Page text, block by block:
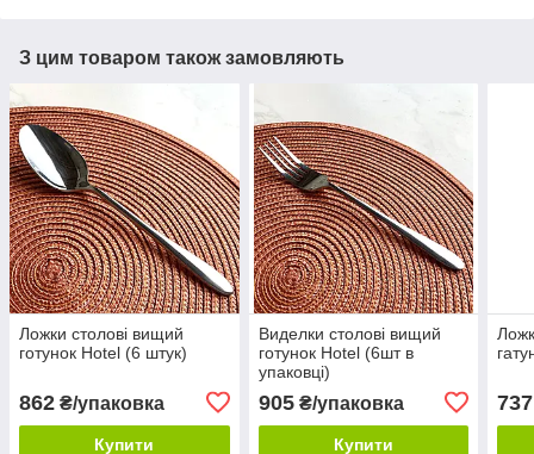
З цим товаром також замовляють
Ложки столові вищий
готунок Hotel (6 штук)
862 ₴/упаковка
Купити
Виделки столові вищий
готунок Hotel (6шт в
упаковці)
905₴/упаковка
Купити
737